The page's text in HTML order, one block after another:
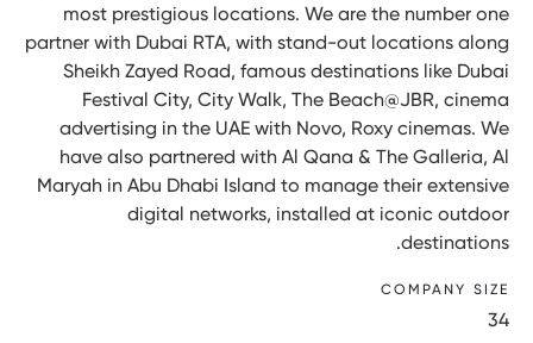
most prestigious locations. We are the number one
partner with Dubai RTA, with stand-out locations along
Sheikh Zayed Road, famous destinations like Dubai
Festival City, City Walk, The Beach@JBR, cinema
advertising in the UAE with Novo, Roxy cinemas. We
have also partnered with Al Qana & The Galleria, Al
Maryah in Abu Dhabi Island to manage their extensive
digital networks, installed at iconic outdoor
destinations.
COMPANY SIZE
34